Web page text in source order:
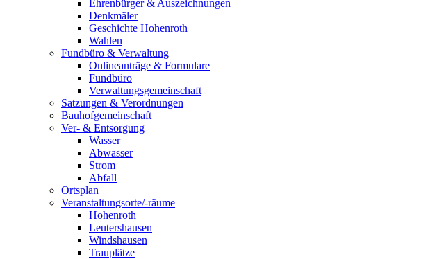
Ehrenbürger & Auszeichnungen
Denkmäler
Geschichte Hohenroth
Wahlen
Fundbüro & Verwaltung
Onlineanträge & Formulare
Fundbüro
Verwaltungsgemeinschaft
Satzungen & Verordnungen
Bauhofgemeinschaft
Ver- & Entsorgung
Wasser
Abwasser
Strom
Abfall
Ortsplan
Veranstaltungsorte/-räume
Hohenroth
Leutershausen
Windshausen
Trauplätze